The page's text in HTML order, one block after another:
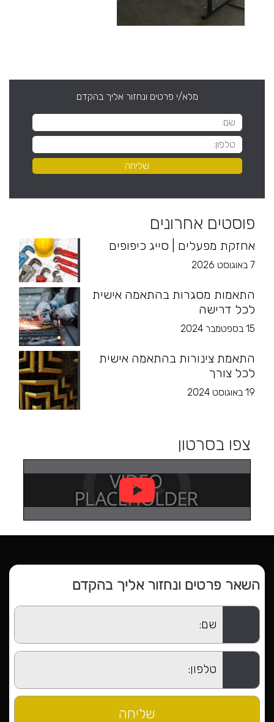
מלא/י פרטים ונחזור אליך בהקדם
פוסטים אחרונים
אחזקת מפעלים | סייג כיפופים
7 באוגוסט 2026
התאמות מסגרות בהתאמה אישית
לכל דרישה
15 בספטמבר 2024
התאמת צינורות בהתאמה אישית
לכל צורך
19 באוגוסט 2024
צפו בסרטון
השאר פרטים ונחזור אליך בהקדם